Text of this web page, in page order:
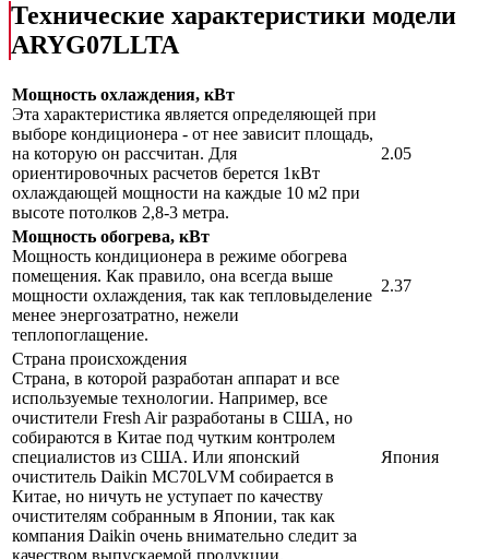
Технические характеристики модели
ARYG07LLTA
Мощность охлаждения, кВт
Эта характеристика является определяющей при
выборе кондиционера - от нее зависит площадь,
на которую он рассчитан. Для
ориентировочных расчетов берется 1кВт
охлаждающей мощности на каждые 10 м2 при
высоте потолков 2,8-3 метра.
2.05
Мощность обогрева, кВт
Мощность кондиционера в режиме обогрева
помещения. Как правило, она всегда выше
мощности охлаждения, так как тепловыделение
менее энергозатратно, нежели
теплопоглащение.
2.37
Страна происхождения
Страна, в которой разработан аппарат и все
используемые технологии. Например, все
очистители Fresh Air разработаны в США, но
собираются в Китае под чутким контролем
специалистов из США. Или японский
очиститель Daikin MC70LVM собирается в
Китае, но ничуть не уступает по качеству
очистителям собранным в Японии, так как
компания Daikin очень внимательно следит за
качеством выпускаемой продукции.
Япония